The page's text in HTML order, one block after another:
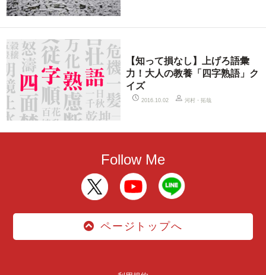
【知って損なし】上げろ語彙
力！大人の教養「四字熟語」ク
イズ
2016.10.02 河村・拓哉
Follow Me
ページトップへ